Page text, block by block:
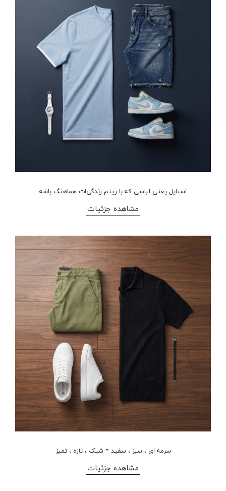
استایل یعنی لباسی که با ریتم زندگی‌ات هماهنگ باشه
مشاهده جزئیات
سرمه ای ، سبز ، سفید = شیک ، تازه ، تمیز
مشاهده جزئیات